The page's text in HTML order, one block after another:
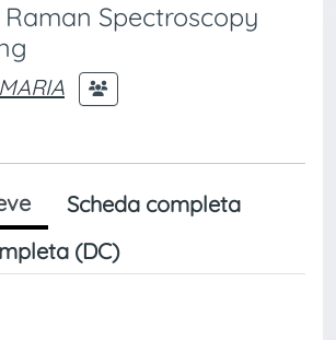
Spectroscopy
Scheda completa
(DC)